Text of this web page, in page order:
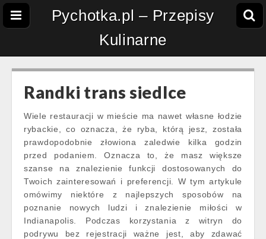
Pychotka.pl – Przepisy
Kulinarne
Randki trans siedlce
Wiele restauracji w mieście ma nawet własne łodzie
rybackie, co oznacza, że ryba, którą jesz, została
prawdopodobnie złowiona zaledwie kilka godzin
przed podaniem. Oznacza to, że masz większe
szanse na znalezienie funkcji dostosowanych do
Twoich zainteresowań i preferencji. W tym artykule
omówimy niektóre z najlepszych sposobów na
poznanie nowych ludzi i znalezienie miłości w
Indianapolis. Podczas korzystania z witryn do
podrywu bez rejestracji ważne jest, aby zdawać